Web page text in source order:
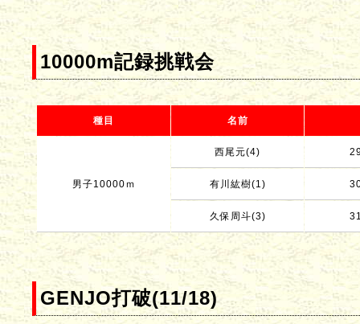
10000m記録挑戦会
種目 名前
男子10000ｍ
西尾元(4)
有川紘樹(1)
久保周斗(3)
GENJO打破(11/18)